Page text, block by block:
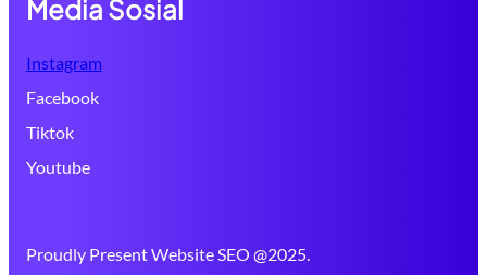
Media Sosial
Instagram
Facebook
Tiktok
Youtube
Proudly Present Website SEO @2025.